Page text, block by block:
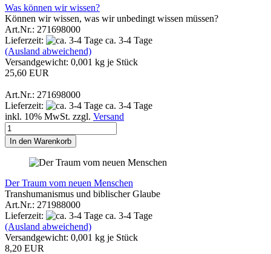
Was können wir wissen?
Können wir wissen, was wir unbedingt wissen müssen?
Art.Nr.: 271698000
Lieferzeit:
ca. 3-4 Tage
(Ausland abweichend)
Versandgewicht: 0,001 kg je Stück
25,60 EUR
Art.Nr.: 271698000
Lieferzeit:
ca. 3-4 Tage
inkl. 10% MwSt. zzgl. Versand
In den Warenkorb
Der Traum vom neuen Menschen
Transhumanismus und biblischer Glaube
Art.Nr.: 271988000
Lieferzeit:
ca. 3-4 Tage
(Ausland abweichend)
Versandgewicht: 0,001 kg je Stück
8,20 EUR